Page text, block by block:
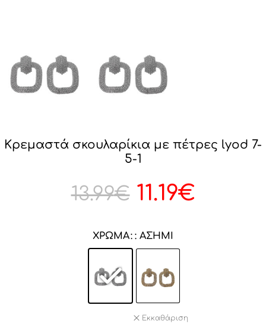
Κρεμαστά σκουλαρίκια με πέτρες lyod 7-
5-1
13.99€ 11.19€
ΧΡΏΜΑ : ΑΣΗΜΊ
Εκκαθάριση